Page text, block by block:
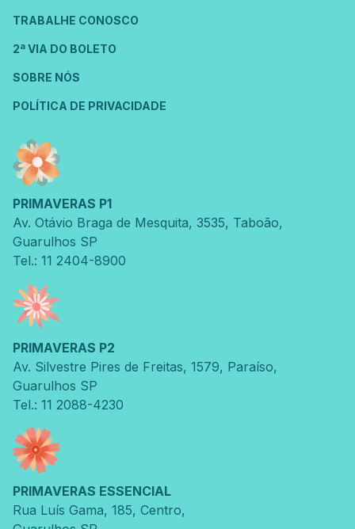
TRABALHE CONOSCO
2ª VIA DO BOLETO
SOBRE NÓS
POLÍTICA DE PRIVACIDADE
PRIMAVERAS P1
Av. Otávio Braga de Mesquita, 3535, Taboão,
Guarulhos SP
Tel.: 11 2404-8900
PRIMAVERAS P2
Av. Silvestre Pires de Freitas, 1579, Paraíso,
Guarulhos SP
Tel.: 11 2088-4230
PRIMAVERAS ESSENCIAL
Rua Luís Gama, 185, Centro,